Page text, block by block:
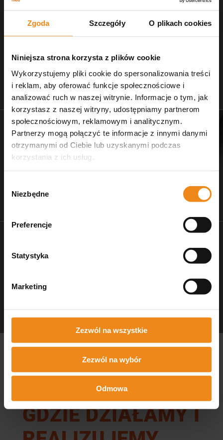
Zgoda Szczegóły O plikach cookies
Niniejsza strona korzysta z plików cookie
Wykorzystujemy pliki cookie do spersonalizowania treści
i reklam, aby oferować funkcje społecznościowe i
analizować ruch w naszej witrynie. Informacje o tym, jak
korzystasz z naszej witryny, udostępniamy partnerom
społecznościowym, reklamowym i analitycznym.
Partnerzy mogą połączyć te informacje z innymi danymi
otrzymanymi od Ciebie lub uzyskanymi podczas
korzystania z ich usług.
zgody
Niezbędne
Preferencje
Statystyka
Marketing
Zezwól na wszystkie
Zezwól na wybór
Odmowa
krótki e-mail lub telefon z informacją, że
realizacja się opóźni, przeprosiny i pytanie,
czy zgadzam się poczekać kilka dni dłużej.
Taka komunikacja buduje zaufanie,
zamówiłam ten sam ciśnieniomierz w innym
sklepie – zamówienie zostało wysłane już
następnego dnia. Moja opinia nie dotyczy
jakości oferowanych produktów, ponieważ
nie miałam okazji ich otrzymać. Dotyczy
wyłącznie mojego doświadczenia z
obsługą zamówienia i komunikacją ze
strony sklepu.
Stetoskopy
zobacz naszą ofertę
Nożczyki do strzyżenia
dla salonów pielęgnacji
czystość w gabinecie
GDZIE DZIAŁAMY I